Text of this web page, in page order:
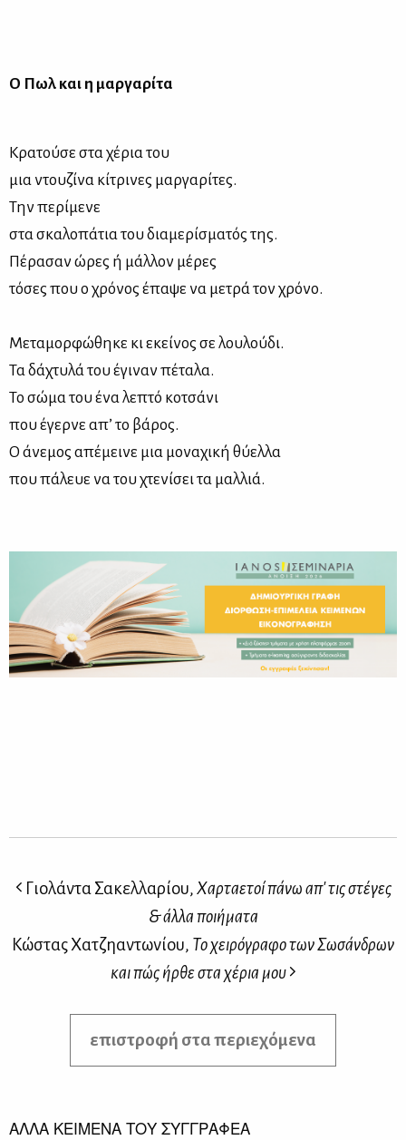
Ο Πωλ και η μαρ­γα­ρί­τα
Κρα­τού­σε στα χέ­ρια του
μια ντου­ζί­να κί­τρι­νες μαρ­γα­ρί­τες.
Την πε­ρί­με­νε
στα σκα­λο­πά­τια του δια­με­ρί­σμα­τός της.
Πέ­ρα­σαν ώρες ή μάλ­λον μέ­ρες
τό­σες που ο χρό­νος έπα­ψε να με­τρά τον χρό­νο.
Με­τα­μορ­φώ­θη­κε κι εκεί­νος σε λου­λού­δι.
Τα δά­χτυ­λά του έγι­ναν πέ­τα­λα.
Το σώ­μα του ένα λε­πτό κο­τσά­νι
που έγερ­νε απ’ το βά­ρος.
Ο άνε­μος απέ­μει­νε μια μο­να­χι­κή θύ­ελ­λα
που πά­λευε να του χτε­νί­σει τα μαλ­λιά.
Γιολάντα Σακελλαρίου,Χαρταετοί πάνω απ' τις στέγες
& άλλα ποιήματα
Κώστας Χατζηαντωνίου, Το χειρόγραφο των Σωσάνδρων
και πώς ήρθε στα χέρια μου
επιστροφή στα περιεχόμενα
ΑΛΛΑ ΚΕΙΜΕΝΑ ΤΟΥ ΣΥΓΓΡΑΦΕΑ